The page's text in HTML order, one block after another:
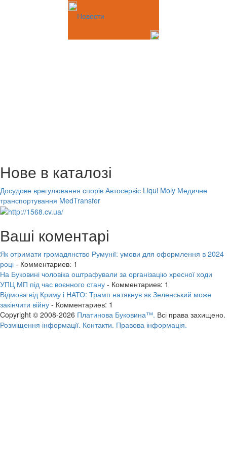
Новости
Нове в каталозі
Досудове врегулювання спорів Автосервіс Liqui Moly Медичне
транспортування MedTransfer
Ваші коментарі
Як отримати громадянство Румунії: умови для оформлення в 2024
році - Комментариев: 1
На Буковині чоловіка оштрафували за організацію хресної ходи
УПЦ МП під час воєнного стану - Комментариев: 1
Відмова від Криму і НАТО: Трамп натякнув як Зеленський може
закінчити війну - Комментариев: 1
Copyright © 2008-2026 Платинова Буковина™. Всі права захищено.
Розміщення інформації. Контакти. Правова інформація.